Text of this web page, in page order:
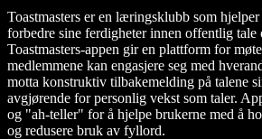
Toastmasters er en læringsklubb som hjelper
forbedre sine ferdigheter innen offentlig tale
Toastmasters-appen gir en plattform for
medlemmene kan engasjere seg med
motta konstruktiv tilbakemelding på talene
avgjørende for personlig vekst som taler.
og "ah-teller" for å hjelpe brukerne med å
og redusere bruk av fyllord.